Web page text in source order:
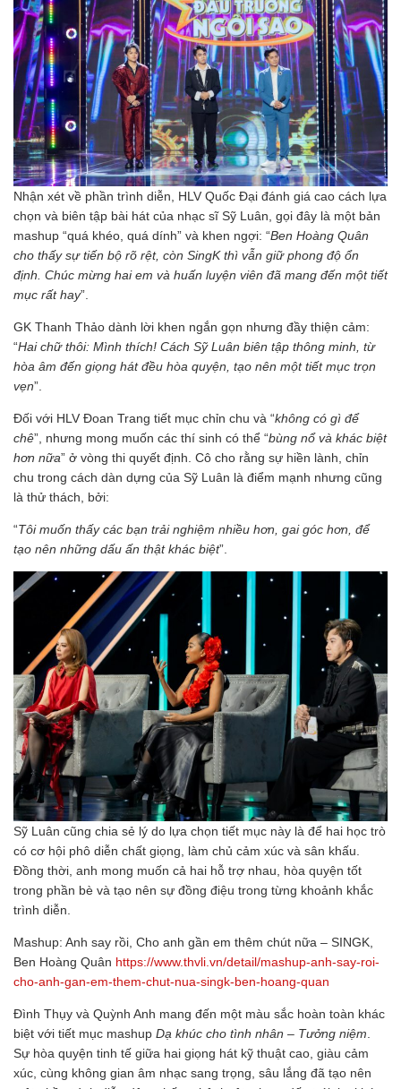
Nhận xét về phần trình diễn, HLV Quốc Đại đánh giá cao cách lựa
chọn và biên tập bài hát của nhạc sĩ Sỹ Luân, gọi đây là một bản
mashup “quá khéo, quá dính” và khen ngợi: “Ben Hoàng Quân
cho thấy sự tiến bộ rõ rệt, còn SingK thì vẫn giữ phong độ ổn
định. Chúc mừng hai em và huấn luyện viên đã mang đến một tiết
mục rất hay”.
GK Thanh Thảo dành lời khen ngắn gọn nhưng đầy thiện cảm:
“Hai chữ thôi: Mình thích! Cách Sỹ Luân biên tập thông minh, từ
hòa âm đến giọng hát đều hòa quyện, tạo nên một tiết mục trọn
vẹn”.
Đối với HLV Đoan Trang tiết mục chỉn chu và “không có gì để
chê”, nhưng mong muốn các thí sinh có thể “bùng nổ và khác biệt
hơn nữa” ở vòng thi quyết định. Cô cho rằng sự hiền lành, chỉn
chu trong cách dàn dựng của Sỹ Luân là điểm mạnh nhưng cũng
là thử thách, bởi:
“Tôi muốn thấy các bạn trải nghiệm nhiều hơn, gai góc hơn, để
tạo nên những dấu ấn thật khác biệt”.
Sỹ Luân cũng chia sẻ lý do lựa chọn tiết mục này là để hai học trò
có cơ hội phô diễn chất giọng, làm chủ cảm xúc và sân khấu.
Đồng thời, anh mong muốn cả hai hỗ trợ nhau, hòa quyện tốt
trong phần bè và tạo nên sự đồng điệu trong từng khoảnh khắc
trình diễn.
Mashup: Anh say rồi, Cho anh gần em thêm chút nữa – SINGK,
Ben Hoàng Quân https://www.thvli.vn/detail/mashup-anh-say-roi-
cho-anh-gan-em-them-chut-nua-singk-ben-hoang-quan
Đình Thụy và Quỳnh Anh mang đến một màu sắc hoàn toàn khác
biệt với tiết mục mashup Dạ khúc cho tình nhân – Tưởng niệm
Sự hòa quyện tinh tế giữa hai giọng hát kỹ thuật cao, giàu cảm
xúc, cùng không gian âm nhạc sang trọng, sâu lắng đã tạo nên